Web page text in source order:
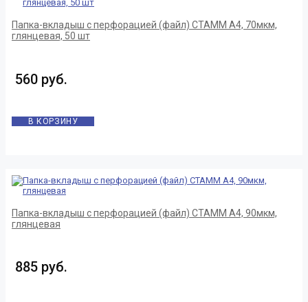
Папка-вкладыш с перфорацией (файл) СТАММ А4, 70мкм,
глянцевая, 50 шт
560 руб.
В КОРЗИНУ
Папка-вкладыш с перфорацией (файл) СТАММ А4, 90мкм,
глянцевая
885 руб.